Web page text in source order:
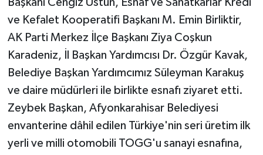
ve Kefalet Kooperatifi Başkanı M. Emin Birliktir,
AK Parti Merkez İlçe Başkanı Ziya Coşkun
Karadeniz, İl Başkan Yardımcısı Dr. Özgür Kavak,
Belediye Başkan Yardımcımız Süleyman Karakuş
ve daire müdürleri ile birlikte esnafı ziyaret etti.
Zeybek Başkan, Afyonkarahisar Belediyesi
envanterine dâhil edilen Türkiye'nin seri üretim ilk
yerli ve milli otomobili TOGG'u sanayi esnafına,